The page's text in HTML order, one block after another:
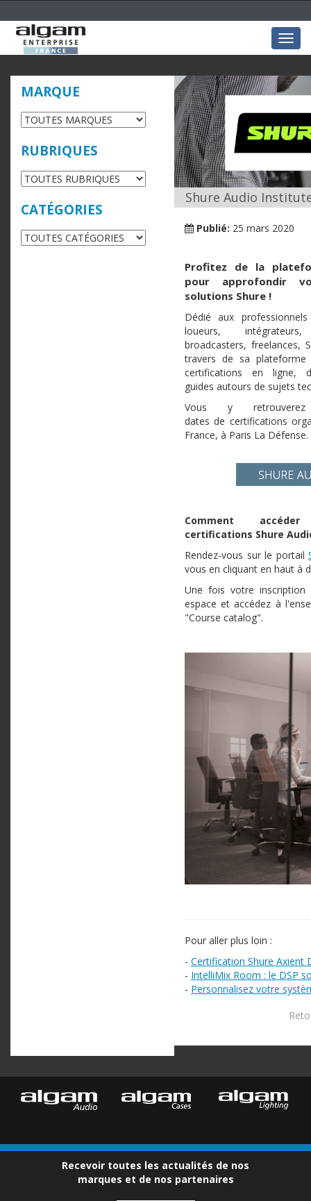
MARQUE
RUBRIQUES
CATÉGORIES
Shure Audio
Publié: 25 mars 2020
Profitez de la
pour approfondir
solutions Shure !
Dédié aux
loueurs,
broadcasters, freelances,
travers de sa
certifications en ligne,
guides autours de sujets
Vous y
dates de certifications
France, à Paris La Défense.
Comment
certifications Shure
Rendez-vous sur le portail
vous en cliquant en haut à
Une fois votre inscription
espace et accédez à
"Course catalog".
Pour aller plus loin :
- Certification Shure Axient
- IntelliMix Room : le DSP
- Personnalisez votre
Recevoir toutes les actualités de nos
marques et de nos partenaires